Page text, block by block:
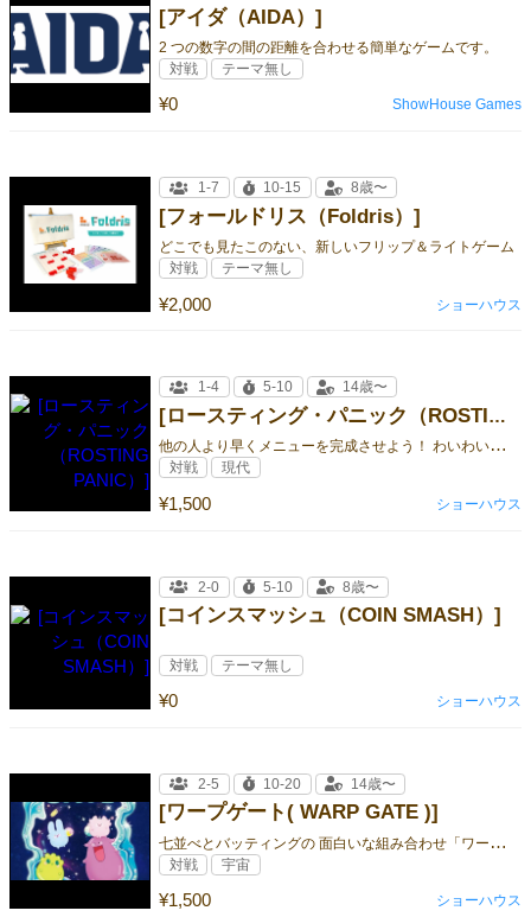
[アイダ（AIDA）]
2 つの数字の間の距離を合わせる簡単なゲームです。
¥0
対戦 テーマ無し
ShowHouse Games
[フォールドリス（Foldris）]
どこでも見たこのない、新しいフリップ＆ライトゲーム
¥2,000
1-7 10-15 8歳〜
対戦 テーマ無し
ショーハウス
[ロースティング・パニック（ROSTING PANIC）]
他
の人より早くメニューを完成させよう！ わいわい大騒ぎのパーティーゲーム！「ロースティング・パニック」
¥1,500
1-4 5-10 14歳〜
対戦 現代
ショーハウス
[コインスマッシュ（COIN SMASH）]
¥0
2-0 5-10 8歳〜
対戦 テーマ無し
ショーハウス
[ワープゲート( WARP GATE )]
七
並べとバッティングの 面白いな組み合わせ「ワープゲート」
¥1,500
2-5 10-20 14歳〜
対戦 宇宙
ショーハウス